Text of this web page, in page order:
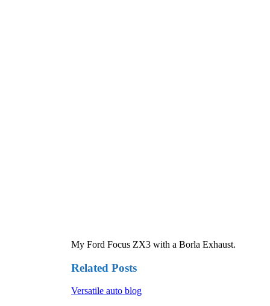
My Ford Focus ZX3 with a Borla Exhaust.
Related Posts
Versatile auto blog